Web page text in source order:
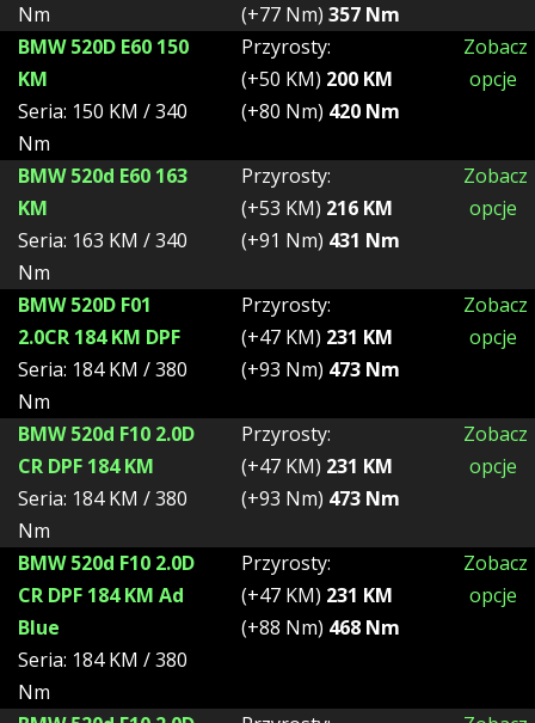
Nm
(+77 Nm) 357 Nm
BMW 520D E60 150
KM
Seria: 150 KM / 340
Nm
Przyrosty:
(+50 KM) 200 KM
(+80 Nm) 420 Nm
Zobacz
opcje
BMW 520d E60 163
KM
Seria: 163 KM / 340
Nm
Przyrosty:
(+53 KM) 216 KM
(+91 Nm) 431 Nm
Zobacz
opcje
BMW 520D F01
2.0CR 184 KM DPF
Seria: 184 KM / 380
Nm
Przyrosty:
(+47 KM) 231 KM
(+93 Nm) 473 Nm
Zobacz
opcje
BMW 520d F10 2.0D
CR DPF 184 KM
Seria: 184 KM / 380
Nm
Przyrosty:
(+47 KM) 231 KM
(+93 Nm) 473 Nm
Zobacz
opcje
BMW 520d F10 2.0D
CR DPF 184 KM Ad
Blue
Seria: 184 KM / 380
Nm
Przyrosty:
(+47 KM) 231 KM
(+88 Nm) 468 Nm
Zobacz
opcje